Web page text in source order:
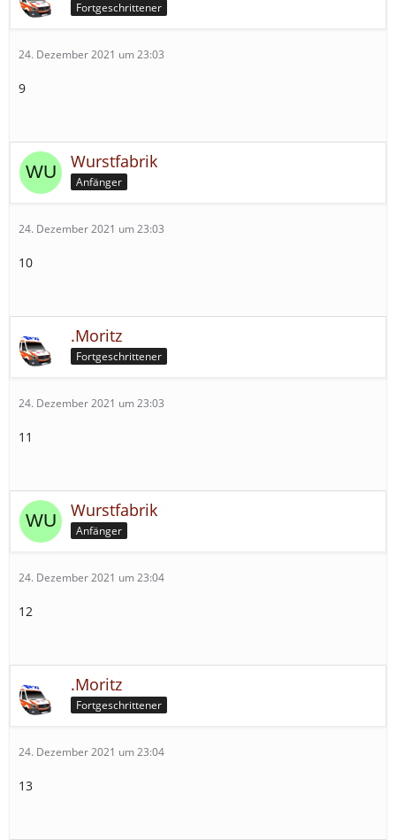
Fortgeschrittener
24. Dezember 2021 um 23:03
9
Wurstfabrik
Anfänger
24. Dezember 2021 um 23:03
10
.Moritz
Fortgeschrittener
24. Dezember 2021 um 23:03
11
Wurstfabrik
Anfänger
24. Dezember 2021 um 23:04
12
.Moritz
Fortgeschrittener
24. Dezember 2021 um 23:04
13